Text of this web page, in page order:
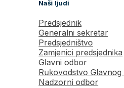
Naši ljudi
Predsjednik
Generalni sekretar
Predsjedništvo
Zamjenici predsjednika
Glavni odbor
Rukovodstvo
Nadzorni odbor